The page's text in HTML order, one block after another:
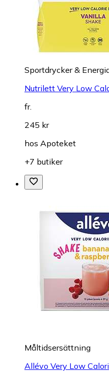
Sportdrycker &
Nutrilett Very Low
fr.
245 kr
hos Apoteket
+7 butiker
Måltidsersättning
Allévo Very Low